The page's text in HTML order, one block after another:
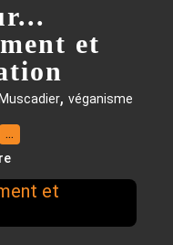
et
Muscadier, véganisme
…